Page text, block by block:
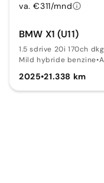
BMW X1 (U11)
1.5 sdrive 20i 170ch
Mild hybride benzine•
2025•21.338 km
va. €311/mnd